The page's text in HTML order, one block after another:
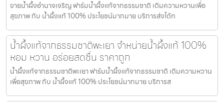
ขายน้ำผึ้งอำนาจเจริญ ฟาร์มน้ำผึ้งแท้จากธรรมชาติ เติมความหวานเพื่อ
สุขภาพ กับ น้ำผึ้งแท้ 100% ประโยชน์มากมาย บริการส่งได้ท
น้ำผึ้งแท้จากธรรมชาติพะเยา จำหน่ายน้ำผึ้งแท้ 100%
หอม หวาน อร่อยสดชื่น ราคาถูก
น้ำผึ้งแท้จากธรรมชาติพะเยา ฟาร์มน้ำผึ้งแท้จากธรรมชาติ เติมความหวาน
เพื่อสุขภาพ กับ น้ำผึ้งแท้ 100% ประโยชน์มากมาย บริการส